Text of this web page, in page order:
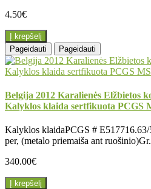
4.50€
Į krepšelį
Pageidauti
Pageidauti
Belgija 2012 Karalienės Elžbietos
Kalyklos klaida sertfikuota PCGS
Kalyklos klaidaPCGS #
per, (metalo priemaiša ant
340.00€
Į krepšelį